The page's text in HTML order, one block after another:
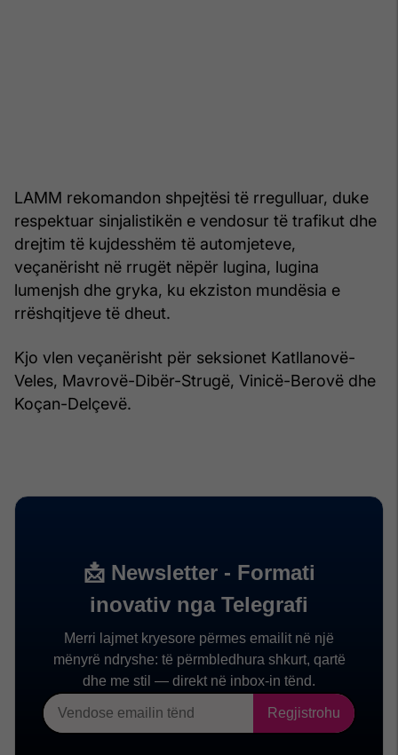
LAMM rekomandon shpejtësi të rregulluar, duke
respektuar sinjalistikën e vendosur të trafikut dhe
drejtim të kujdesshëm të automjeteve,
veçanërisht në rrugët nëpër lugina, lugina
lumenjsh dhe gryka, ku ekziston mundësia e
rrëshqitjeve të dheut.
Kjo vlen veçanërisht për seksionet Katllanovë-
Veles, Mavrovë-Dibër-Strugë, Vinicë-Berovë dhe
Koçan-Delçevë.